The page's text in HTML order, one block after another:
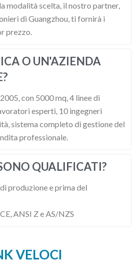
modalità scelta, il nostro partner,
di Guangzhou, ti fornirà i
prezzo.
O UN'AZIENDA
con 5000 mq, 4 linee di
esperti, 10 ingegneri
sistema completo di gestione del
professionale.
QUALIFICATI?
produzione e prima del
ANSI Z e AS/NZS
VELOCI